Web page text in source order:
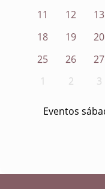
11
12 13
18
19 20
25
26 27
1
2 3
Eventos